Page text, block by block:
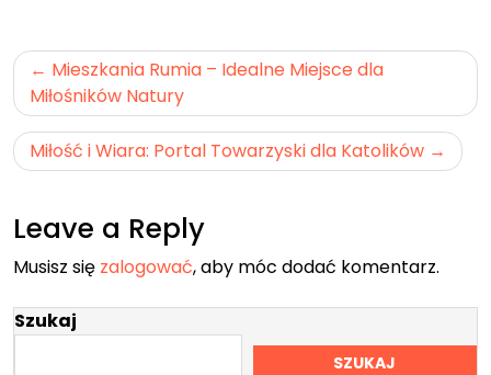
Nawigacja
wpisu
Mieszkania Rumia – Idealne Miejsce dla
Miłośników Natury
Miłość i Wiara: Portal Towarzyski dla Katolików
Leave a Reply
Musisz się zalogować, aby móc dodać komentarz.
Szukaj
SZUKAJ